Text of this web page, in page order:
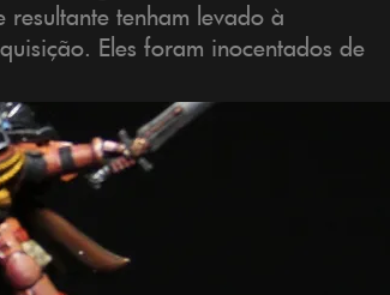
tenham levado à
Eles foram inocentados de